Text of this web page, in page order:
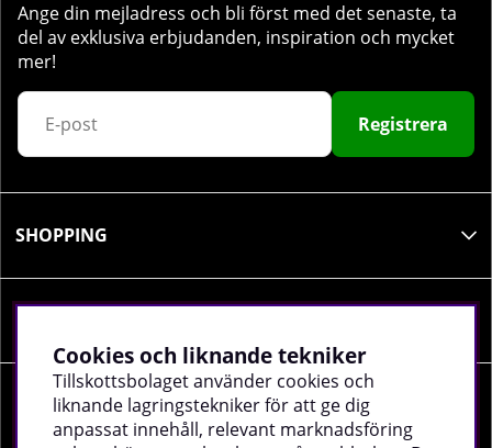
Ange din mejladress och bli först med det senaste, ta
del av exklusiva erbjudanden, inspiration och mycket
mer!
Registrera
SHOPPING
SOCIALA MEDIER
Cookies och liknande tekniker
Tillskottsbolaget använder cookies och
liknande lagringstekniker för att ge dig
anpassat innehåll, relevant marknadsföring